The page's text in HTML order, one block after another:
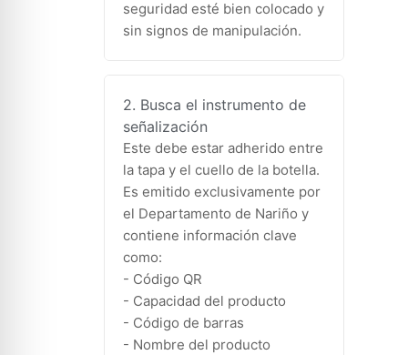
seguridad esté bien colocado y
sin signos de manipulación.
2. Busca el instrumento de
señalización
Este debe estar adherido entre
la tapa y el cuello de la botella.
Es emitido exclusivamente por
el Departamento de Nariño y
contiene información clave
como:
- Código QR
- Capacidad del producto
- Código de barras
- Nombre del producto